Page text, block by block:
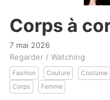
Corps à
7 mai 2026
Regarder / Watching
Fashion Couture Costume
Corps
Femme